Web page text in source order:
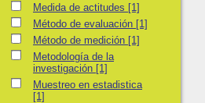
Medida de actitudes
Medida de actitudes [1]
Método de evaluación
Método de evaluación [1]
Método de medición
Método de medición [1]
Metodología de la investigación
Metodología de la
investigación [1]
Muestreo en estadistica
Muestreo en estadistica
[1]